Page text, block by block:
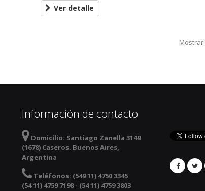
Ver detalle
Mostrar:
Información de contacto
Domicilio: Santiago Zanella 3149
(1678) Caseros. Buenos Aires,
Argentina
Teléfonos: (549 11) 4750 3345
(54 11) 4759 7198 - (54 11) 4759 3803